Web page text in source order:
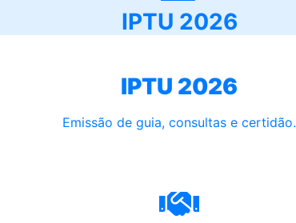
IPTU 2026
IPTU 2026
Emissão de guia, consultas e certidão.